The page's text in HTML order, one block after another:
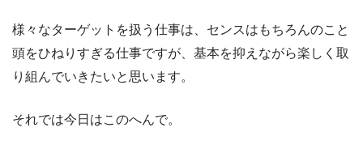
様々なターゲットを扱う仕事は、センスはもちろんのこと
頭をひねりすぎる仕事ですが、基本を抑えながら楽しく取
り組んでいきたいと思います。
それでは今日はこのへんで。